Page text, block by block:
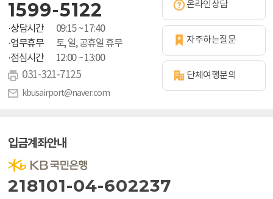
1599-5122
·상담시간
09:15 ~ 17:40
·업무휴무
토, 일, 공휴일 휴무
·점심시간
12:00 ~ 13:00
031-321-7125
kbusairport@naver.com
온라인상담
자주하는질문
단체여행문의
입금계좌안내
218101-04-602237